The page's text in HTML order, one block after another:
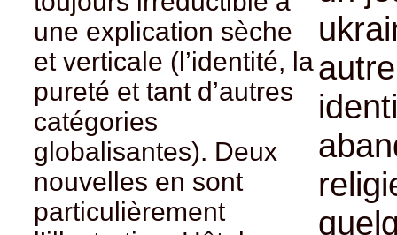
une explication sèche
et verticale (l’identité, la
pureté et tant d’autres
catégories
globalisantes). Deux
nouvelles en sont
particulièrement